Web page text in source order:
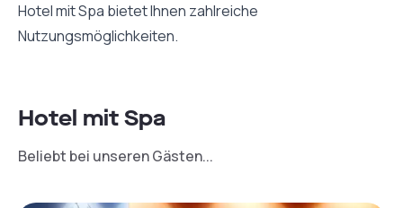
Hotel mit Spa bietet Ihnen zahlreiche
Nutzungsmöglichkeiten.
Hotel mit Spa
Beliebt bei unseren Gästen...